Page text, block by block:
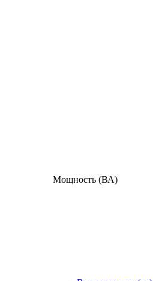
Мощность (ВА)